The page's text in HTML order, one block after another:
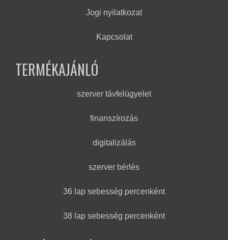
Jogi nyilatkozat
Kapcsolat
TERMÉKAJÁNLÓ
szerver távfelügyelet
finanszírozás
digitalizálás
szerver bérlés
36 lap sebesség percenként
38 lap sebesség percenként